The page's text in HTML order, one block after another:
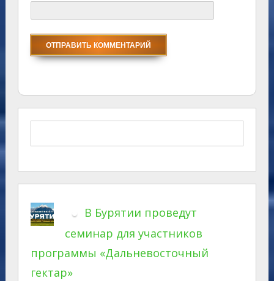
В Бурятии проведут
семинар для участников
программы «Дальневосточный
гектар»